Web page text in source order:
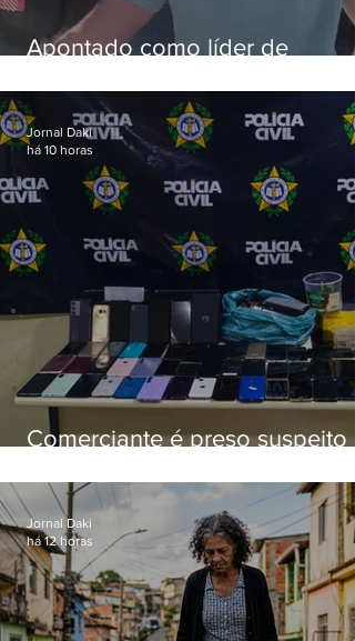
Apontado como líder de
aposentados é preso
Comerciante é preso suspeito
loja
Jornal Daki
há 10 horas
Jornal Daki
há 12 horas